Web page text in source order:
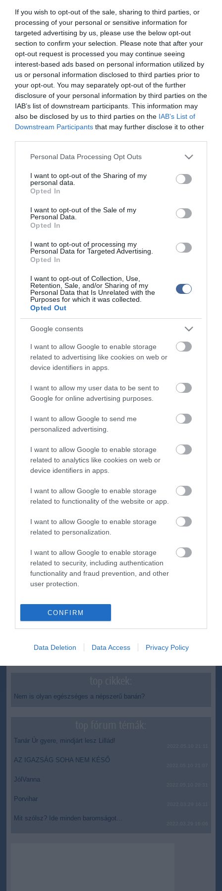
If you wish to opt-out of the sale, sharing to third parties, or
processing of your personal or sensitive information for
targeted advertising by us, please use the below opt-out
section to confirm your selection. Please note that after your
opt-out request is processed you may continue seeing
interest-based ads based on personal information utilized by
us or personal information disclosed to third parties prior to
your opt-out. You may separately opt-out of the further
disclosure of your personal information by third parties on the
IAB’s list of downstream participants. This information may
also be disclosed by us to third parties on the IAB’s List of
Downstream Participants that may further disclose it to other
Please note that this website/app uses one or more Google
not limited to your visit or usage behaviour. You may click to
grant or deny consent to Google and its third-party tags to
use your data for below specified purposes in below Google
consent section.
Personal Data Processing Opt Outs
I want to opt-out of the Sharing of my
personal data.
Opted In
I want to opt-out of the Sale of my
Personal Data.
Opted In
I want to opt-out of processing my
Personal Data for Targeted Advertising.
Opted In
I want to opt-out of Collection, Use,
Retention, Sale, and/or Sharing of my
Personal Data that Is Unrelated with the
Purposes for which it was collected.
Opted Out
Google consents
I want to allow Google to enable storage
related to advertising like cookies on web or
device identifiers in apps.
I want to allow my user data to be sent to
Google for online advertising purposes.
I want to allow Google to send me
personalized advertising.
I want to allow Google to enable storage
related to analytics like cookies on web or
device identifiers in apps.
I want to allow Google to enable storage
related to functionality of the website or app.
I want to allow Google to enable storage
related to personalization.
I want to allow Google to enable storage
related to security, including authentication
functionality and fraud prevention, and other
user protection.
CONFIRM
Data Deletion Data Access Privacy Policy
bekerült az európai szövetség időszakos kiadványába is.
A fővárosi klubot ugyanakkor ebben az idényben többször
megbüntette az MLSZ fegyelmi testülete, legutóbb kedden 400
ezer forintos bírságot szabott ki szurkolóinak gyűlöletkeltő,
rasszista megnyilvánulásai miatt.
Kapcsolódó írások:
Huhogás, cigányozás, fojtogatás: Fradi, Hali és Diósgyőr
büntetés, aktív MLSZ
Videókkal - Fradi 2 milla, Újpest 1, válogatott bezár a bazár
Videók és képek a Fradi-Újpest poklából
Figyelem! A cikkhez hozzáfűzött hozzászólások nem a
network nézeteit tükrözik. A szerkesztőség mindössze a hírek
publikációjával foglalkozik, a kommenteket nem tudja befolyásolni
- azok az olvasók személyes véleményét tartalmazzák.
Kérjük, kulturáltan, mások személyiségi jogainak és jó hírnevének
tiszteletben tartásával kommenteljenek!
ma.hu legfrissebb hírei:
miatt most láthatóvá váltak a mederben rejtőző roncsok
Vitézy Dávid: háromszor annyian utaznak a komlói
Vitézy Dávid: 2,3 milliárd forint került vissza az államhoz
egy útdíjrendszeres ügylet felülvizsgálata után
Saját életét is kockára tette a magyar erdész, hogy
20:20
Második világháborús MG-42 géppuskát emeltek ki a
Dunából - a rendőrség lefoglalta
18:19
A Miniszterelnökség felmondta a Lounge Eventtel kötött
Megérkezett az eső a Duna vízgyűjtőjére
Nem is olyan egészséges a népszerű banán?
Tanár Úr gyere, mindjárt lesz Lillád!
AZ IGAZSÁG SOHA NEM KÉSŐ
JólVanna
Porvihar
Mit szólsz? Ide minden baromságot...